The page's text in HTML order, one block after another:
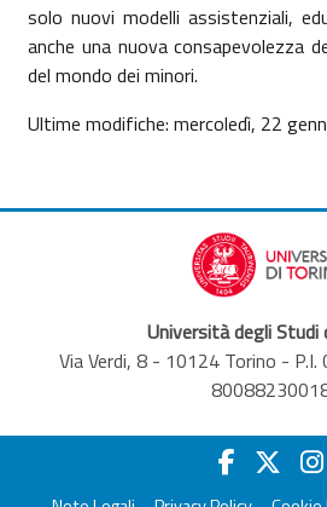
solo nuovi modelli assistenziali,
anche una nuova consapevolezza
del mondo dei minori.
Ultime modifiche: mercoledì, 22
Università degli Studi
Via Verdi, 8 - 10124 Torino -